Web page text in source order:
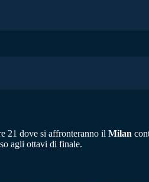
21 dove si affronteranno il Milan
agli ottavi di finale.